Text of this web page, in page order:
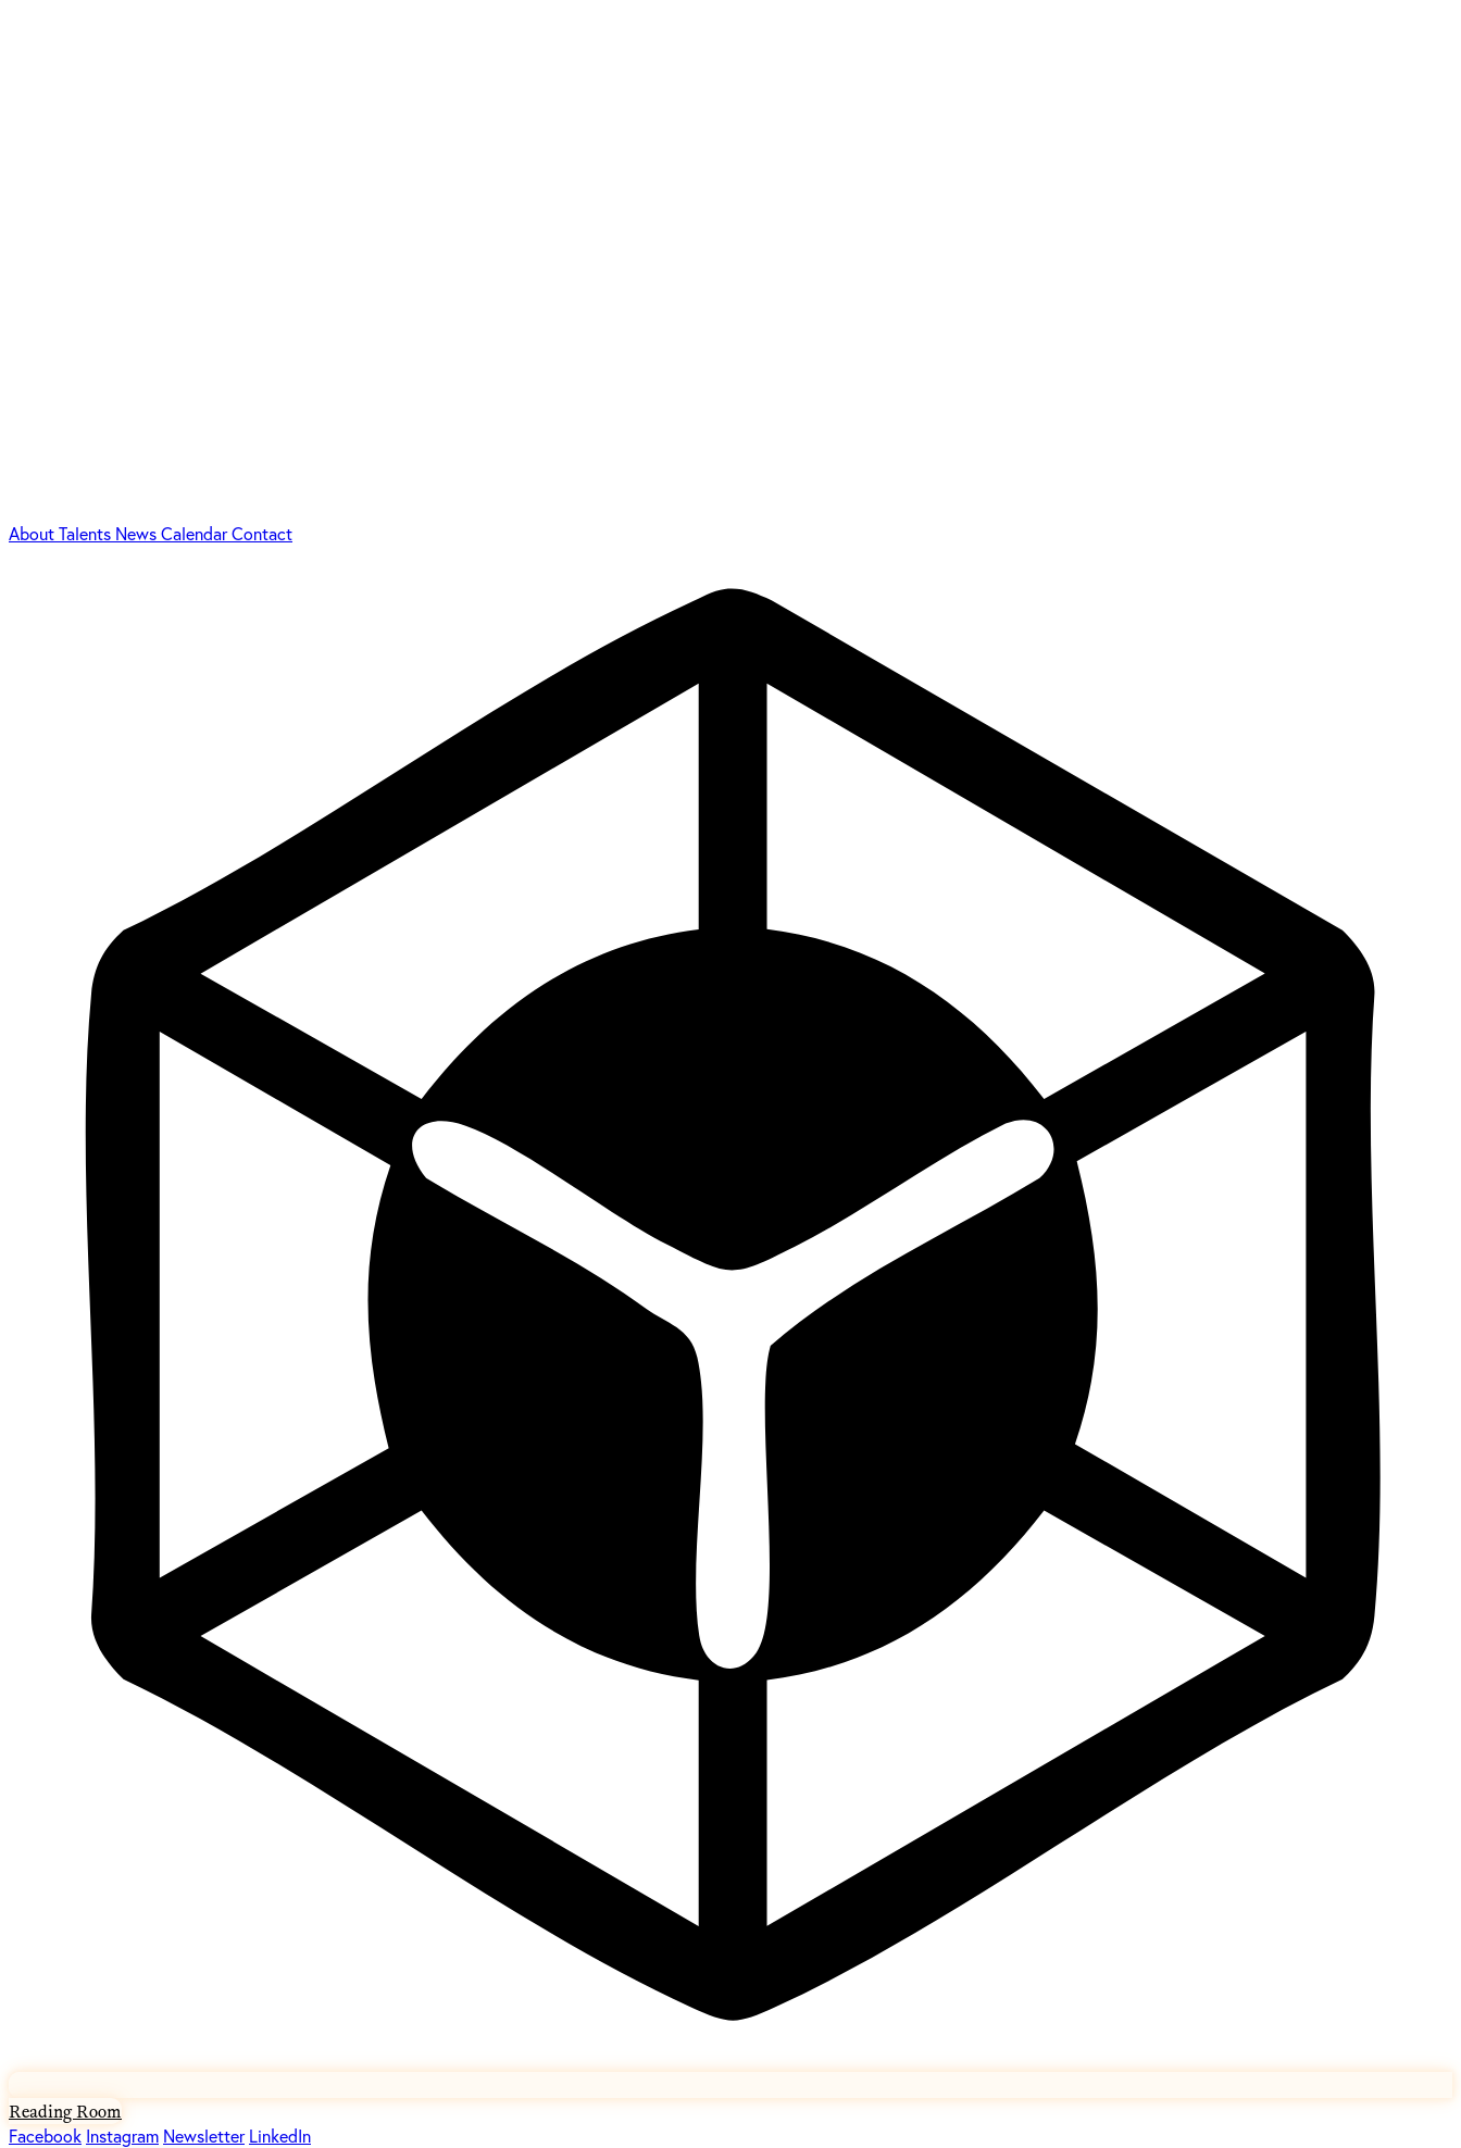
AboutTalents NewsCalendarContact
Reading Room
Facebook Instagram Newsletter LinkedIn